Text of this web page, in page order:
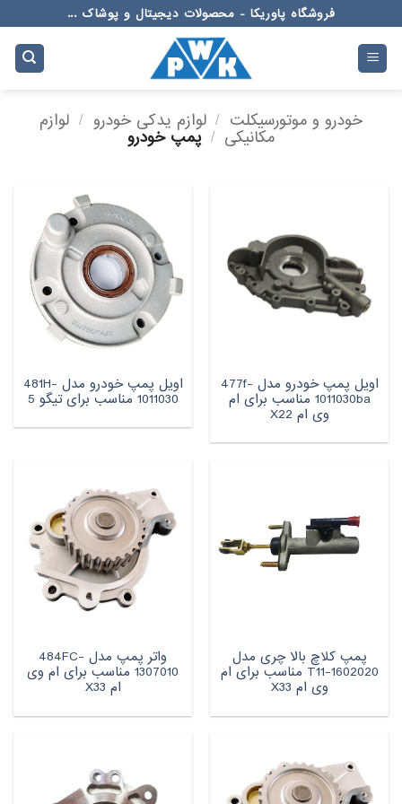
to
content
فروشگاه پاوریکا - محصولات دیجیتال و پوشاک ...
خودرو و موتورسیکلت / لوازم یدکی خودرو / لوازم
مکانیکی / پمپ خودرو
اویل پمپ خودرو مدل 477f-
1011030ba مناسب برای ام
وی ام X22
اویل پمپ خودرو مدل 481H-
1011030 مناسب برای تیگو 5
پمپ کلاچ بالا چری مدل
T11-1602020 مناسب برای ام
وی ام X33
واتر پمپ مدل 484FC-
1307010 مناسب برای ام وی
ام X33